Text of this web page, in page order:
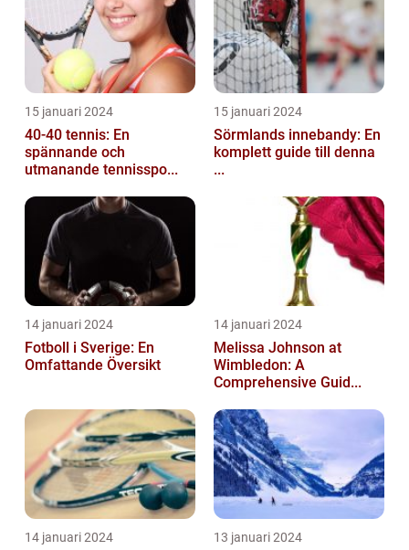
15 januari 2024
40-40 tennis: En
spännande och
utmanande tennisspo...
15 januari 2024
Sörmlands innebandy: En
komplett guide till denna
...
14 januari 2024
Fotboll i Sverige: En
Omfattande Översikt
14 januari 2024
Melissa Johnson at
Wimbledon: A
Comprehensive Guid...
14 januari 2024 13 januari 2024